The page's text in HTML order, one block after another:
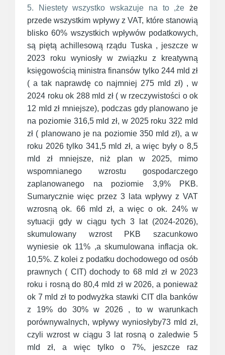
5. Niestety wszystko wskazuje na to ,że że
przede wszystkim wpływy z VAT, które stanowią
blisko 60% wszystkich wpływów podatkowych,
są piętą achillesową rządu Tuska , jeszcze w
2023 roku wyniosły w związku z kreatywną
księgowością ministra finansów tylko 244 mld zł
( a tak naprawdę co najmniej 275 mld zł) , w
2024 roku ok 288 mld zł ( w rzeczywistości o ok
12 mld zł mniejsze), podczas gdy planowano je
na poziomie 316,5 mld zł, w 2025 roku 322 mld
zł ( planowano je na poziomie 350 mld zł), a w
roku 2026 tylko 341,5 mld zł, a więc były o 8,5
mld zł mniejsze, niż plan w 2025, mimo
wspomnianego wzrostu gospodarczego
zaplanowanego na poziomie 3,9% PKB.
Sumarycznie więc przez 3 lata wpływy z VAT
wzrosną ok. 66 mld zł, a więc o ok. 24% w
sytuacji gdy w ciągu tych 3 lat (2024-2026),
skumulowany wzrost PKB szacunkowo
wyniesie ok 11% ,a skumulowana inflacja ok.
10,5%. Z kolei z podatku dochodowego od osób
prawnych ( CIT) dochody to 68 mld zł w 2023
roku i rosną do 80,4 mld zł w 2026, a ponieważ
ok 7 mld zł to podwyżka stawki CIT dla banków
z 19% do 30% w 2026 , to w warunkach
porównywalnych, wpływy wyniosłyby73 mld zł,
czyli wzrost w ciągu 3 lat rosną o zaledwie 5
mld zł, a więc tylko o 7%, jeszcze raz